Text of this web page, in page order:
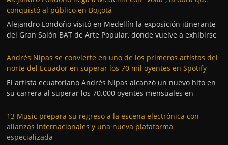
conquistó al público en Bogotá
Alejandro Londoño visitó en Medellín la exposición itinerante
del Gran Salón BAT de Arte Popular, donde vuelve a exhibirse
Andrés Nipas se convierte en uno de los primeros artistas del
norte del Ecuador en superar los 70 mil oyentes en Spotify
El artista ecuatoriano Andrés Nipas alcanzó un nuevo hito en
su carrera al superar los 70.000 oyentes mensuales en
13 Music prepara su regreso a la escena electrónica con
alianzas internacionales y una nueva plataforma
especializada